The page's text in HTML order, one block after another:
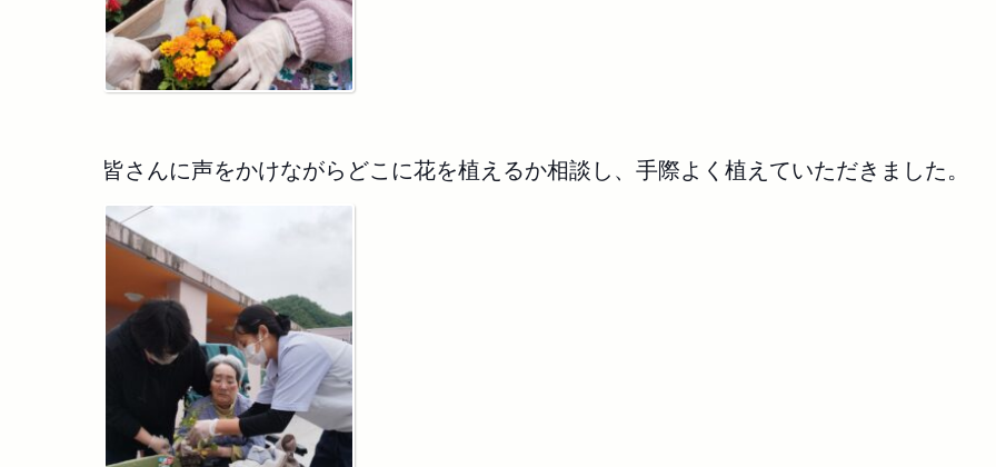
皆さんに声をかけながらどこに花を植えるか相談し、手際よく植えていただきました。